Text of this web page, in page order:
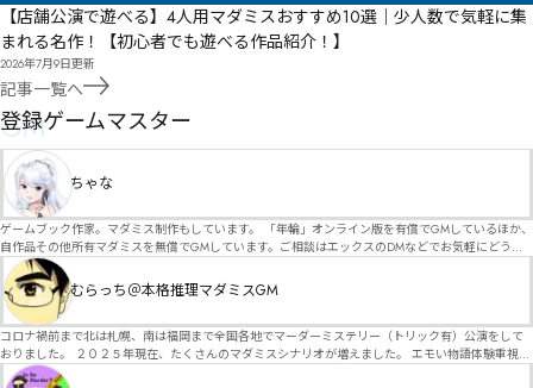
【店舗公演で遊べる】4人用マダミスおすすめ10選｜少人数で気軽に集
まれる名作！【初心者でも遊べる作品紹介！】
2026年7月9日更新
記事一覧へ
GM
登録ゲームマスター
ちゃな
ゲームブック作家。マダミス制作もしています。 「年輪」オンライン版を有償でGMしているほか、
自作品その他所有マダミスを無償でGMしています。ご相談はエックスのDMなどでお気軽にどう
ぞ。
むらっち＠本格推理マダミスGM
コロナ禍前まで北は札幌、南は福岡まで全国各地でマーダーミステリー（トリック有）公演をして
おりました。 ２０２５年現在、たくさんのマダミスシナリオが増えました。 エモい物語体験重視の
シナリオがマダミス・マーダーミステリーというジャンル名でたくさんあるため、そのようなシナ